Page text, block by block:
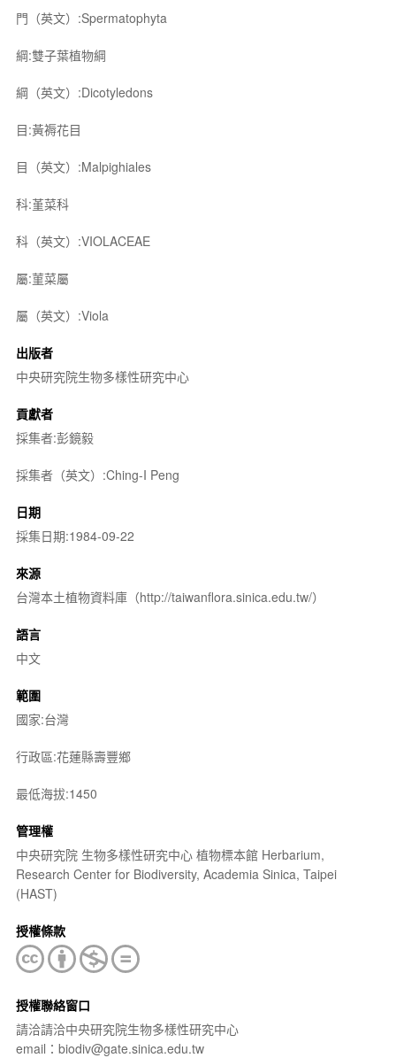
門（英文）:Spermatophyta
綱:雙子葉植物綱
綱（英文）:Dicotyledons
目:黃褥花目
目（英文）:Malpighiales
科:堇菜科
科（英文）:VIOLACEAE
屬:菫菜屬
屬（英文）:Viola
出版者
中央研究院生物多樣性研究中心
貢獻者
採集者:彭鏡毅
採集者（英文）:Ching-I Peng
日期
採集日期:1984-09-22
來源
台灣本土植物資料庫（http://taiwanflora.sinica.edu.tw/）
語言
中文
範圍
國家:台灣
行政區:花蓮縣壽豐鄉
最低海拔:1450
管理權
中央研究院 生物多樣性研究中心 植物標本館 Herbarium,
Research Center for Biodiversity, Academia Sinica, Taipei
(HAST)
授權條款
授權聯絡窗口
請洽請洽中央研究院生物多樣性研究中心
email：biodiv@gate.sinica.edu.tw